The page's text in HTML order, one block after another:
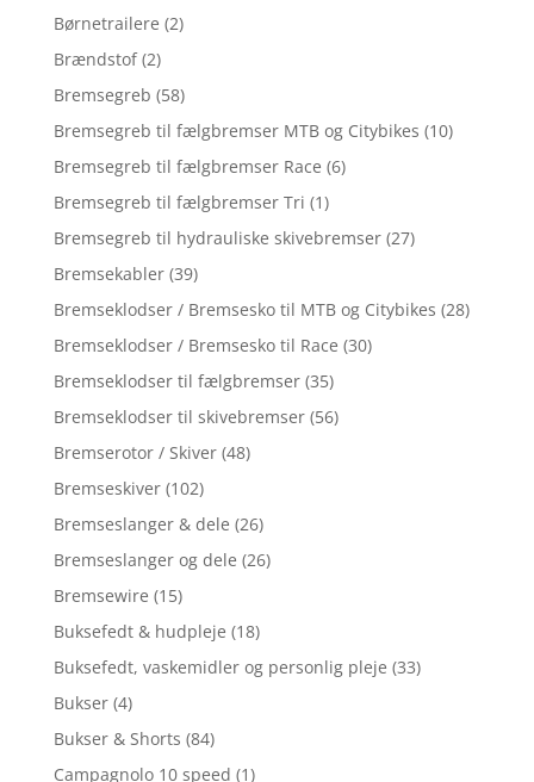
Børnetrailere (2)
Brændstof (2)
Bremsegreb (58)
Bremsegreb til fælgbremser MTB og Citybikes (10)
Bremsegreb til fælgbremser Race (6)
Bremsegreb til fælgbremser Tri (1)
Bremsegreb til hydrauliske skivebremser (27)
Bremsekabler (39)
Bremseklodser / Bremsesko til MTB og Citybikes (28)
Bremseklodser / Bremsesko til Race (30)
Bremseklodser til fælgbremser (35)
Bremseklodser til skivebremser (56)
Bremserotor / Skiver (48)
Bremseskiver (102)
Bremseslanger & dele (26)
Bremseslanger og dele (26)
Bremsewire (15)
Buksefedt & hudpleje (18)
Buksefedt, vaskemidler og personlig pleje (33)
Bukser (4)
Bukser & Shorts (84)
Campagnolo 10 speed (1)